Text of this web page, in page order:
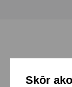
Skôr